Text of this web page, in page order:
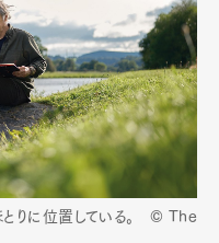
とりに位置している。 © The